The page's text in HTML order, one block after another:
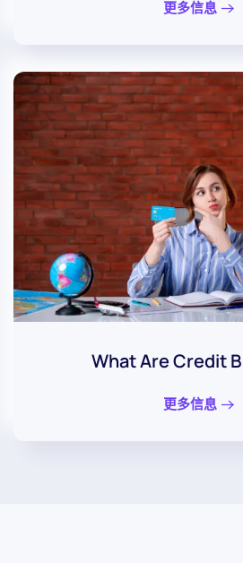
更多信息
What Are Credit
更多信息